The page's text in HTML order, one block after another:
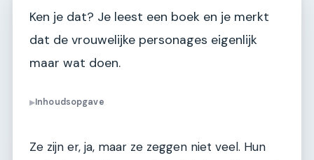
Ken je dat? Je leest een boek en je merkt
dat de vrouwelijke personages eigenlijk
maar wat doen.
▶Inhoudsopgave
Ze zijn er, ja, maar ze zeggen niet veel. Hun